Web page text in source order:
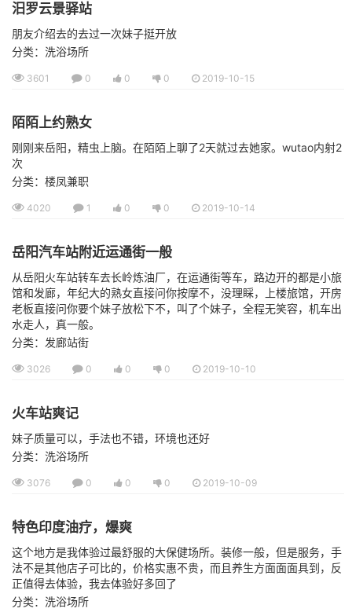
汨罗云景驿站
朋友介绍去的去过一次妹子挺开放
分类：洗浴场所
3601 0 0 0 2019-10-15
陌陌上约熟女
刚刚来岳阳，精虫上脑。在陌陌上聊了2天就过去她家。wutao内射2
次
分类：楼凤兼职
4020 1 0 0 2019-10-14
岳阳汽车站附近运通街一般
从岳阳火车站转车去长岭炼油厂，在运通街等车，路边开的都是小旅
馆和发廊，年纪大的熟女直接问你按摩不，没理睬，上楼旅馆，开房
老板直接问你要个妹子放松下不，叫了个妹子，全程无笑容，机车出
水走人，真一般。
分类：发廊站街
3026 0 0 0 2019-10-10
火车站爽记
妹子质量可以，手法也不错，环境也还好
分类：洗浴场所
3076 0 0 0 2019-10-09
特色印度油疗，爆爽
这个地方是我体验过最舒服的大保健场所。装修一般，但是服务，手
法不是其他店子可比的，价格实惠不贵，而且养生方面面面具到，反
正值得去体验，我去体验好多回了
分类：洗浴场所